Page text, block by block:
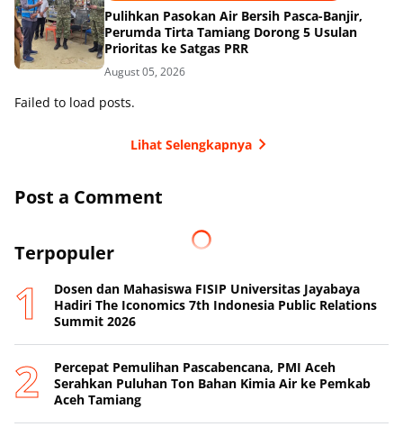
Pulihkan Pasokan Air Bersih Pasca-Banjir,
Perumda Tirta Tamiang Dorong 5 Usulan
Prioritas ke Satgas PRR
August 05, 2026
Failed to load posts.
Lihat Selengkapnya
Post a Comment
Terpopuler
Dosen dan Mahasiswa FISIP Universitas Jayabaya
Hadiri The Iconomics 7th Indonesia Public Relations
Summit 2026
Percepat Pemulihan Pascabencana, PMI Aceh
Serahkan Puluhan Ton Bahan Kimia Air ke Pemkab
Aceh Tamiang